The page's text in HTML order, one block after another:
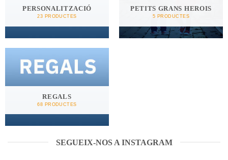
PERSONALITZACIÓ
23 PRODUCTES
PETITS GRANS HEROIS
5 PRODUCTES
REGALS
68 PRODUCTES
SEGUEIX-NOS A INSTAGRAM